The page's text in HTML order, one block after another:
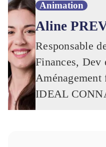
Animation
Aline
Responsable
Finances, Dev
Aménagement
IDEAL